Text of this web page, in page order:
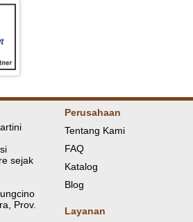
sejak
Prov.
Perusahaan
Tentang Kami
FAQ
Katalog
Blog
Layanan